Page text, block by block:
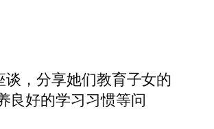
谈，分享她们教育子女的
良好的学习习惯等问